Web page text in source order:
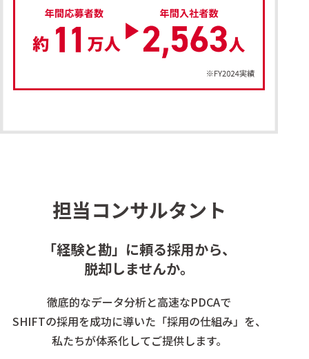
担当コンサルタント
「経験と勘」に頼る採用から、
脱却しませんか。
徹底的なデータ分析と高速なPDCAで
SHIFTの採用を成功に導いた「採用の仕組み」を、
私たちが体系化してご提供します。